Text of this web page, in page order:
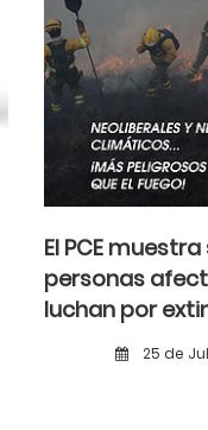
El PCE
personas
luchan por
25 de